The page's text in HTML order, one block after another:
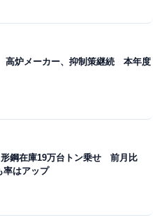
高炉メーカー、抑制策継続 本年度
鋼在庫19万台トン乗せ 前月比
はアップ